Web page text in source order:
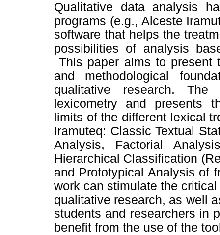
Qualitative data analysis
programs (e.g., Alceste
software that helps the
possibilities of analysis
This paper aims to present
and methodological
qualitative research.
lexicometry and presents
limits of the different lexical
Iramuteq: Classic Textual
Analysis, Factorial
Hierarchical Classification
and Prototypical Analysis of
work can stimulate the
qualitative research, as well
students and researchers in
benefit from the use of the